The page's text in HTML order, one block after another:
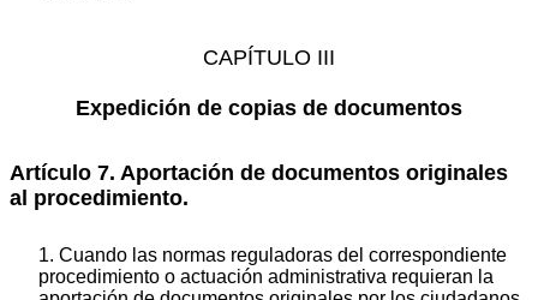
CAPÍTULO III
Expedición de copias de documentos
Artículo 7. Aportación de documentos originales
al procedimiento.
1. Cuando las normas reguladoras del correspondiente
procedimiento o actuación administrativa requieran la